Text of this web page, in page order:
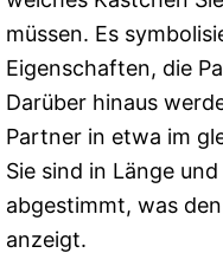
müssen. Es
Eigenschaften, die
Darüber hinaus
Partner in etwa im
Sie sind in Länge
abgestimmt, was
anzeigt.